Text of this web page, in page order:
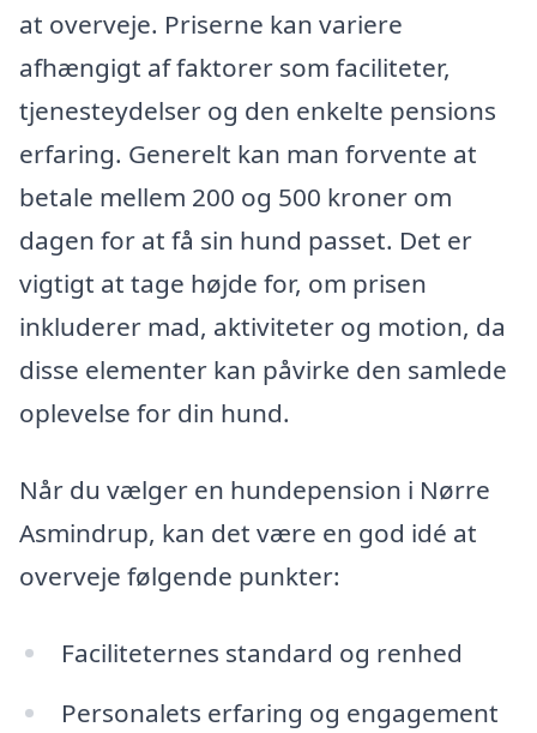
at overveje. Priserne kan variere
afhængigt af faktorer som faciliteter,
tjenesteydelser og den enkelte pensions
erfaring. Generelt kan man forvente at
betale mellem 200 og 500 kroner om
dagen for at få sin hund passet. Det er
vigtigt at tage højde for, om prisen
inkluderer mad, aktiviteter og motion, da
disse elementer kan påvirke den samlede
oplevelse for din hund.
Når du vælger en hundepension i Nørre
Asmindrup, kan det være en god idé at
overveje følgende punkter:
Faciliteternes standard og renhed
Personalets erfaring og engagement